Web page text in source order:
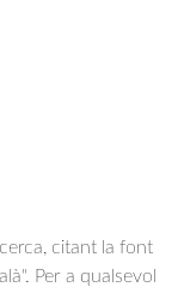
citant la font
Per a qualsevol